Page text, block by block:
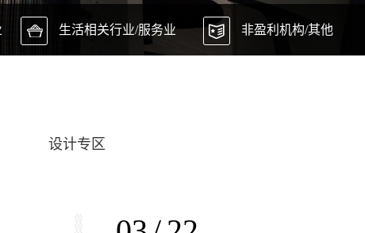
生活相关行业/服务业 非盈利机构/其他
设计专区